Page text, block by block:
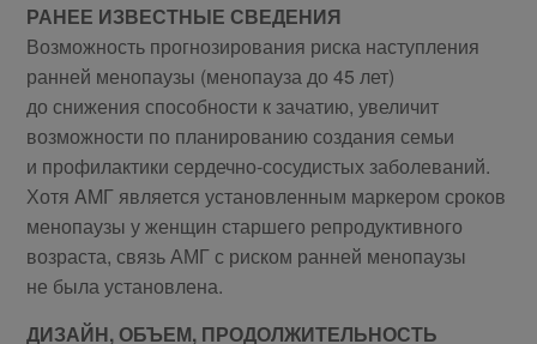
РАНЕЕ ИЗВЕСТНЫЕ СВЕДЕНИЯ
Возможность прогнозирования риска наступления
ранней менопаузы (менопауза до 45 лет)
до снижения способности к зачатию, увеличит
возможности по планированию создания семьи
и профилактики сердечно-сосудистых заболеваний.
Хотя AMГ является установленным маркером сроков
менопаузы у женщин старшего репродуктивного
возраста, связь АМГ с риском ранней менопаузы
не была установлена.
ДИЗАЙН, ОБЪЕМ, ПРОДОЛЖИТЕЛЬНОСТЬ